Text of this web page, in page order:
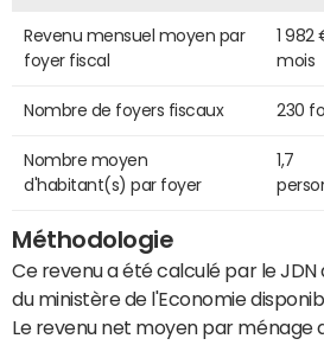
Revenu mensuel moyen par
foyer fiscal
1
mois
Nombre de foyers fiscaux 230
Nombre moyen
d'habitant(s) par foyer
1,7
Méthodologie
Ce revenu a été calculé par le
du ministère de l'Economie
Le revenu net moyen par ménage